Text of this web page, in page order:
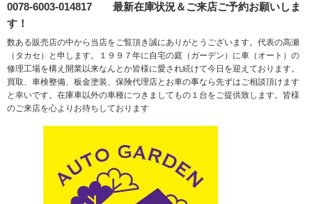
0078-6003-014817 最新在庫状況＆ご来店ご予約お願いしま
す！
数ある販売店の中から当店をご覧頂き誠にありがとうございます。代表の高瀬
（タカセ）と申します。１９９７年に自宅の庭（ガーデン）に車（オート）の
修理工場を構え開業以来なんとか皆様に愛され続けて今日を迎えております。
買取、車検整備、板金塗装、保険代理店とお車の事なら先ずはご相談頂けます
と幸いです。在庫車以外の車種につきましてもの１台をご提供致します。皆様
のご来店を心よりお待ちしております